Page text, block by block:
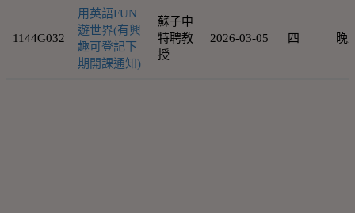
1144G032
用英語FUN
遊世界(有興
趣可登記下
期開課通知)
蘇子中
特聘教
授
2026-03-05 四 晚